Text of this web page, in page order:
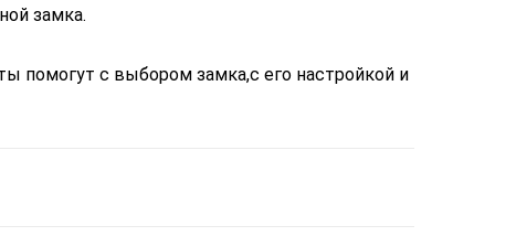
замка.
помогут с выбором замка,с его настройкой и